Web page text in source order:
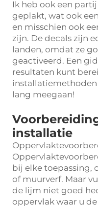
Ik heb ook een
geplakt, wat ook
en misschien ook
zijn. De decals zijn
landen, omdat ze
geactiveerd. Een
resultaten kunt
lang meegaan!
installatie
bij elke toepassing,
of muurverf. Maar
de lijm niet goed
oppervlak waar u